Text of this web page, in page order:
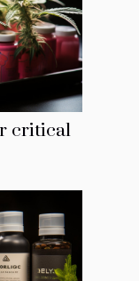
critical